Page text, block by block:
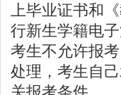
上毕业证书和
行新生学籍电
考生不允许报
处理，考生自